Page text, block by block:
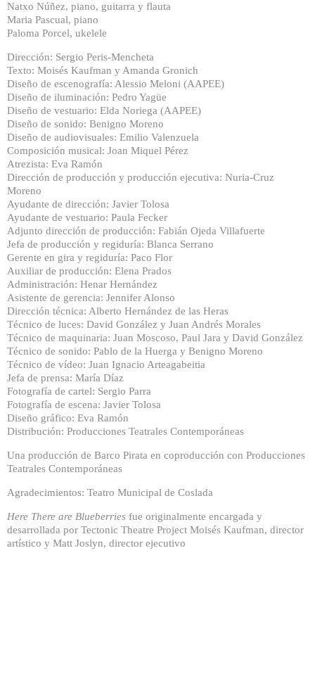
Natxo Núñez, piano, guitarra y flauta
Maria Pascual, piano
Paloma Porcel, ukelele
Dirección: Sergio Peris-Mencheta
Texto: Moisés Kaufman y Amanda Gronich
Diseño de escenografía: Alessio Meloni (AAPEE)
Diseño de iluminación: Pedro Yagüe
Diseño de vestuario: Elda Noriega (AAPEE)
Diseño de sonido: Benigno Moreno
Diseño de audiovisuales: Emilio Valenzuela
Composición musical: Joan Miquel Pérez
Atrezista: Eva Ramón
Dirección de producción y producción ejecutiva: Nuria-Cruz
Moreno
Ayudante de dirección: Javier Tolosa
Ayudante de vestuario: Paula Fecker
Adjunto dirección de producción: Fabián Ojeda Villafuerte
Jefa de producción y regiduría: Blanca Serrano
Gerente en gira y regiduría: Paco Flor
Auxiliar de producción: Elena Prados
Administración: Henar Hernández
Asistente de gerencia: Jennifer Alonso
Dirección técnica: Alberto Hernández de las Heras
Técnico de luces: David González y Juan Andrés Morales
Técnico de maquinaria: Juan Moscoso, Paul Jara y David González
Técnico de sonido: Pablo de la Huerga y Benigno Moreno
Técnico de vídeo: Juan Ignacio Arteagabeitia
Jefa de prensa: María Díaz
Fotografía de cartel: Sergio Parra
Fotografía de escena: Javier Tolosa
Diseño gráfico: Eva Ramón
Distribución: Producciones Teatrales Contemporáneas
Una producción de Barco Pirata en coproducción con Producciones
Teatrales Contemporáneas
Agradecimientos: Teatro Municipal de Coslada
Here There are Blueberries fue originalmente encargada y
desarrollada por Tectonic Theatre Project Moisés Kaufman, director
artístico y Matt Joslyn, director ejecutivo